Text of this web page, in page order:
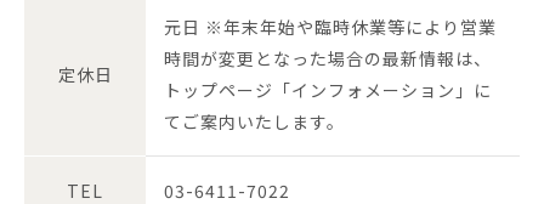
定休日
元日 ※年末年始や臨時休業等により営業
時間が変更となった場合の最新情報は、
トップページ「インフォメーション」に
てご案内いたします。
TEL 03-6411-7022